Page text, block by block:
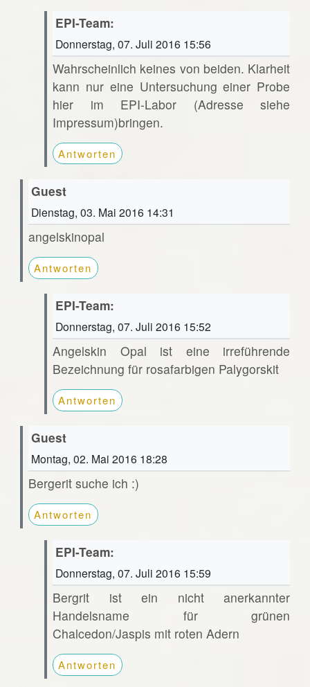
EPI-Team:
Donnerstag, 07. Juli 2016 15:56
Wahrscheinlich keines von beiden. Klarheit
kann nur eine Untersuchung einer Probe
hier im EPI-Labor (Adresse siehe
Impressum)bringen.
Antworten
Guest
Dienstag, 03. Mai 2016 14:31
angelskinopal
Antworten
EPI-Team:
Donnerstag, 07. Juli 2016 15:52
Angelskin Opal ist eine irreführende
Bezeichnung für rosafarbigen Palygorskit
Antworten
Guest
Montag, 02. Mai 2016 18:28
Bergerit suche ich :)
Antworten
EPI-Team:
Donnerstag, 07. Juli 2016 15:59
Bergrit ist ein nicht anerkannter
Handelsname für grünen
Chalcedon/Jaspis mit roten Adern
Antworten